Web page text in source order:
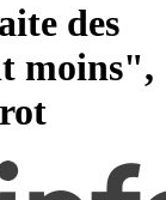
des
moins",